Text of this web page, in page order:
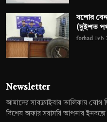
যশোর
(দুইশত
forhad Feb
Newsletter
আমাদের সাবস্ক্রাইবার তালিকায়
বিশেষ অফার সরাসরি আপনার